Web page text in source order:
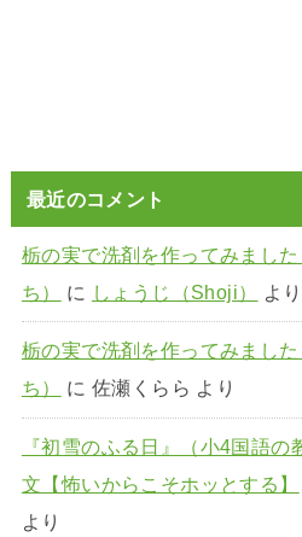
最近のコメント
栃の実で洗剤を作ってみまし
ち）
に しょうじ（Shoji） より
栃の実で洗剤を作ってみまし
ち）
に 佐瀬くらら より
『初雪のふる日』（小4国語
文【怖いからこそホッとする】
より